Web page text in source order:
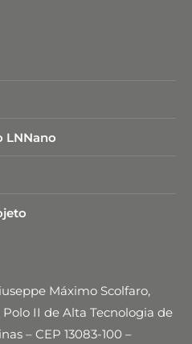
LNNano
Máximo Scolfaro,
Polo II de Alta Tecnologia de
– CEP 13083-100 –